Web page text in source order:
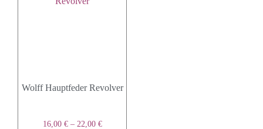
Wolff Hauptfeder Revolver
16,00 €– 22,00 €